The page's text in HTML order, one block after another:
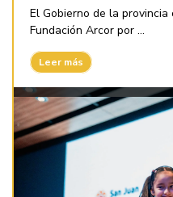
El Gobierno de la provincia
Fundación Arcor por ...
Leer más